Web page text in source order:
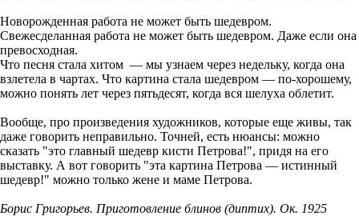
Новорожденная работа не может быть шедевром.
Свежесделанная работа не может быть шедевром. Даже если она
превосходная.
Что песня стала хитом — мы узнаем через недельку, когда она
взлетела в чартах. Что картина стала шедевром — по-хорошему,
можно понять лет через пятьдесят, когда вся шелуха облетит.
Вообще, про произведения художников, которые еще живы, так
даже говорить неправильно. Точней, есть нюансы: можно
сказать "это главный шедевр кисти Петрова!", придя на его
выставку. А вот говорить "эта картина Петрова — истинный
шедевр!" можно только жене и маме Петрова.
Борис Григорьев. Приготовление блинов (диптих). Ок. 1925